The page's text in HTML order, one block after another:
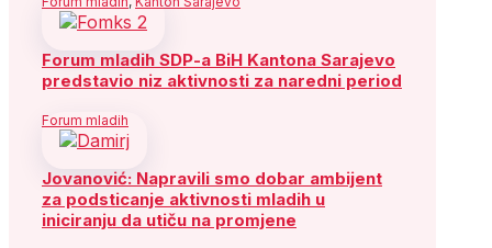
Forum mladih SDP-a BiH Kantona Sarajevo
predstavio niz aktivnosti za naredni period
Forum mladih
Jovanović: Napravili smo dobar ambijent
za podsticanje aktivnosti mladih u
iniciranju da utiču na promjene